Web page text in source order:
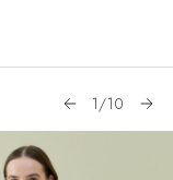
1/10